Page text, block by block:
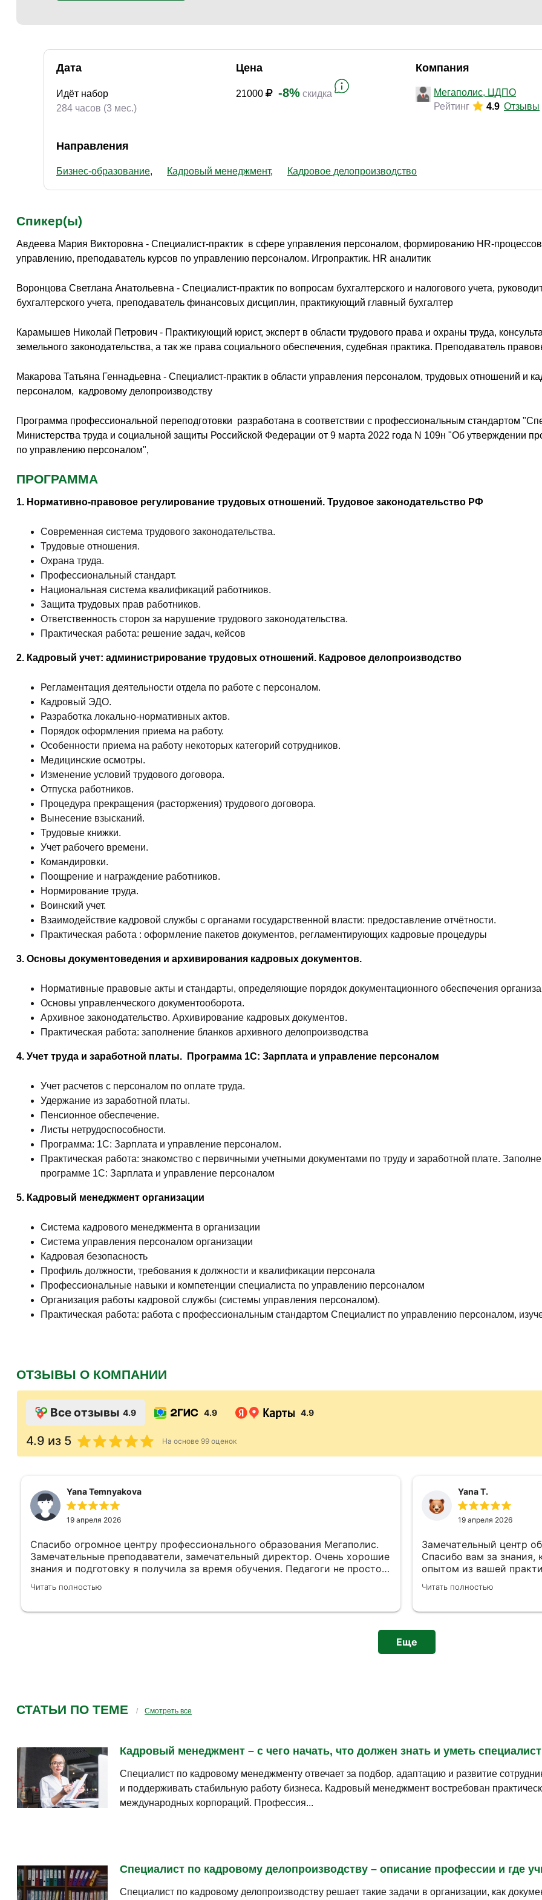
Дата
Идёт набор
284 часов (3 мес.)
Цена
21000 -8% скидка
Компания
Мегаполис, ЦДПО
Рейтинг
4.9 Отзывы
Направления
Бизнес-образование Кадровый менеджмент Кадровое делопроизводство
Спикер(ы)
Авдеева Мария Викторовна - Специалист-практик в сфере управления персоналом, формированию HR-процессов
управлению, преподаватель курсов по управлению персоналом. Игропрактик. HR аналитик
Воронцова Светлана Анатольевна - Специалист-практик по вопросам бухгалтерского и налогового учета,
бухгалтерского учета, преподаватель финансовых дисциплин, практикующий главный бухгалтер
Карамышев Николай Петрович - Практикующий юрист, эксперт в области трудового права и охраны труда,
земельного законодательства, а так же права социального обеспечения, судебная практика. Преподаватель
Макарова Татьяна Геннадьевна - Специалист-практик в области управления персоналом, трудовых отношений и
персоналом, кадровому делопроизводству
Программа профессиональной переподготовки разработана в соответствии с профессиональным стандартом
Министерства труда и социальной защиты Российской Федерации от 9 марта 2022 года N 109н "Об утверждении
по управлению персоналом",
ПРОГРАММА
1. Нормативно-правовое регулирование трудовых отношений. Трудовое законодательство РФ
Современная система трудового законодательства.
Трудовые отношения.
Охрана труда.
Профессиональный стандарт.
Национальная система квалификаций работников.
Защита трудовых прав работников.
Ответственность сторон за нарушение трудового законодательства.
Практическая работа: решение задач, кейсов
2. Кадровый учет: администрирование трудовых отношений. Кадровое делопроизводство
Регламентация деятельности отдела по работе с персоналом.
Кадровый ЭДО.
Разработка локально-нормативных актов.
Порядок оформления приема на работу.
Особенности приема на работу некоторых категорий сотрудников.
Медицинские осмотры.
Изменение условий трудового договора.
Отпуска работников.
Процедура прекращения (расторжения) трудового договора.
Вынесение взысканий.
Трудовые книжки.
Учет рабочего времени.
Командировки.
Поощрение и награждение работников.
Нормирование труда.
Воинский учет.
Взаимодействие кадровой службы с органами государственной власти: предоставление отчётности.
Практическая работа : оформление пакетов документов, регламентирующих кадровые процедуры
3. Основы документоведения и архивирования кадровых документов.
Нормативные правовые акты и стандарты, определяющие порядок документационного обеспечения
Основы управленческого документооборота.
Архивное законодательство. Архивирование кадровых документов.
Практическая работа: заполнение бланков архивного делопроизводства
4. Учет труда и заработной платы. Программа 1С: Зарплата и управление персоналом
Учет расчетов с персоналом по оплате труда.
Удержание из заработной платы.
Пенсионное обеспечение.
Листы нетрудоспособности.
Программа: 1С: Зарплата и управление персоналом.
Практическая работа: знакомство с первичными учетными документами по труду и заработной плате.
программе 1С: Зарплата и управление персоналом
5. Кадровый менеджмент организации
Система кадрового менеджмента в организации
Система управления персоналом организации
Кадровая безопасность
Профиль должности, требования к должности и квалификации персонала
Профессиональные навыки и компетенции специалиста по управлению персоналом
Организация работы кадровой службы (системы управления персоналом).
Практическая работа: работа с профессиональным стандартом Специалист по управлению персоналом,
ОТЗЫВЫ О КОМПАНИИ
Все отзывы 4.9 4.9 4.9
4.9 из 5 На основе 99 оценок
Yana Temnyakova
19 апреля 2026
Спасибо огромное центру профессионального образования Мегаполис.
Замечательные преподаватели, замечательный директор. Очень хорошие
знания и подготовку я получила за время обучения. Педагоги не просто
читают теорию, а приводят очень много ситуаций из практики. Я рада,
что выбрала обучение в вашем центре!
Читать полностью
Yana T.
19 апреля 2026
Замечательный центр образования.
Спасибо вам за знания,
опытом из вашей
профессионального
Читать полностью
Еще
СТАТЬИ ПО ТЕМЕ Смотреть все
Кадровый менеджмент – с чего начать, что должен знать и уметь специалист
Специалист по кадровому менеджменту отвечает за подбор, адаптацию и развитие
и поддерживать стабильную работу бизнеса. Кадровый менеджмент востребован
международных корпораций. Профессия...
Специалист по кадровому делопроизводству – описание профессии и где
Специалист по кадровому делопроизводству решает такие задачи в организации, как